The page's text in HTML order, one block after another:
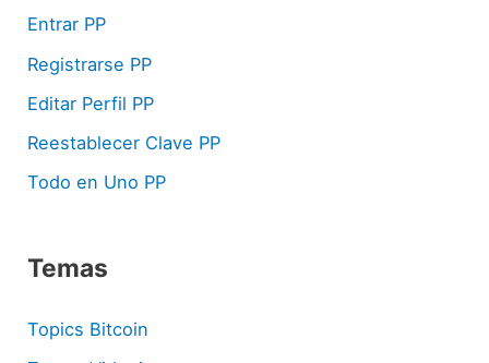
Entrar PP
Registrarse PP
Editar Perfil PP
Reestablecer Clave PP
Todo en Uno PP
Temas
Topics Bitcoin